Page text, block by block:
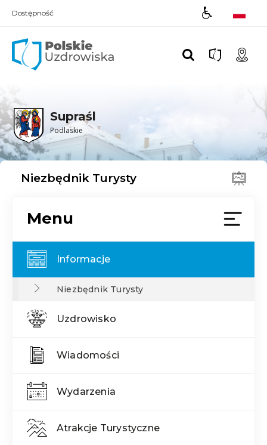
Dostępność
Supraśl
Podlaskie
Niezbędnik Turysty
Menu
Informacje
Niezbędnik Turysty
Uzdrowisko
Wiadomości
Wydarzenia
Atrakcje Turystyczne